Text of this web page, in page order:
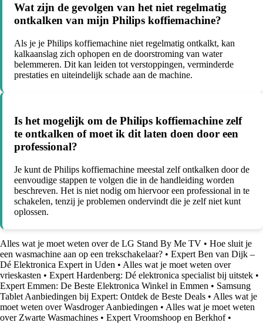
Wat zijn de gevolgen van het niet regelmatig
ontkalken van mijn Philips koffiemachine?
Als je je Philips koffiemachine niet regelmatig ontkalkt, kan
kalkaanslag zich ophopen en de doorstroming van water
belemmeren. Dit kan leiden tot verstoppingen, verminderde
prestaties en uiteindelijk schade aan de machine.
Is het mogelijk om de Philips koffiemachine zelf
te ontkalken of moet ik dit laten doen door een
professional?
Je kunt de Philips koffiemachine meestal zelf ontkalken door de
eenvoudige stappen te volgen die in de handleiding worden
beschreven. Het is niet nodig om hiervoor een professional in te
schakelen, tenzij je problemen ondervindt die je zelf niet kunt
oplossen.
Alles wat je moet weten over de LG Stand By Me TV • Hoe sluit je
een wasmachine aan op een trekschakelaar? • Expert Ben van Dijk –
Dé Elektronica Expert in Uden • Alles wat je moet weten over
vrieskasten • Expert Hardenberg: Dé elektronica specialist bij uitstek •
Expert Emmen: De Beste Elektronica Winkel in Emmen • Samsung
Tablet Aanbiedingen bij Expert: Ontdek de Beste Deals • Alles wat je
moet weten over Wasdroger Aanbiedingen • Alles wat je moet weten
over Zwarte Wasmachines • Expert Vroomshoop en Berkhof•